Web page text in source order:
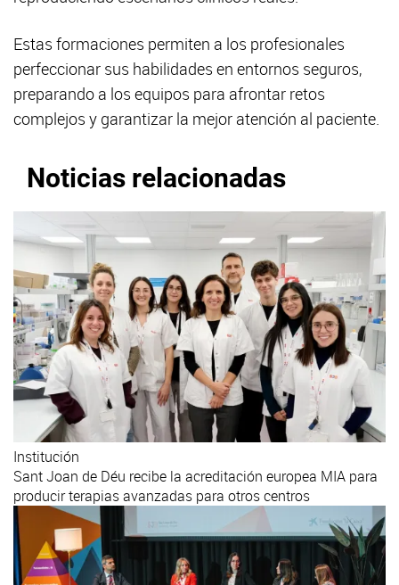
Estas formaciones permiten a los profesionales
perfeccionar sus habilidades en entornos seguros,
preparando a los equipos para afrontar retos
complejos y garantizar la mejor atención al paciente.
Noticias relacionadas
Institución
Sant Joan de Déu recibe la acreditación europea MIA para
producir terapias avanzadas para otros centros